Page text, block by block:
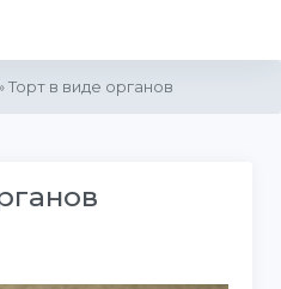
» Торт в виде органов